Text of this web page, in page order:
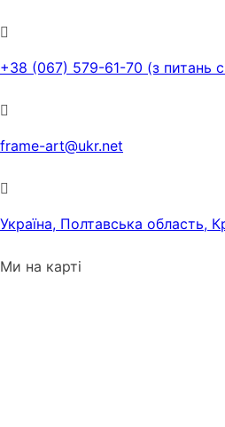
+38 (067) 579-61-70 (з питань
frame-art@ukr.net
Україна, Полтавська область,
Ми на карті